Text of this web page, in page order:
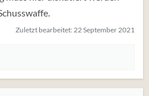
Zuletzt bearbeitet: 22 September 2021